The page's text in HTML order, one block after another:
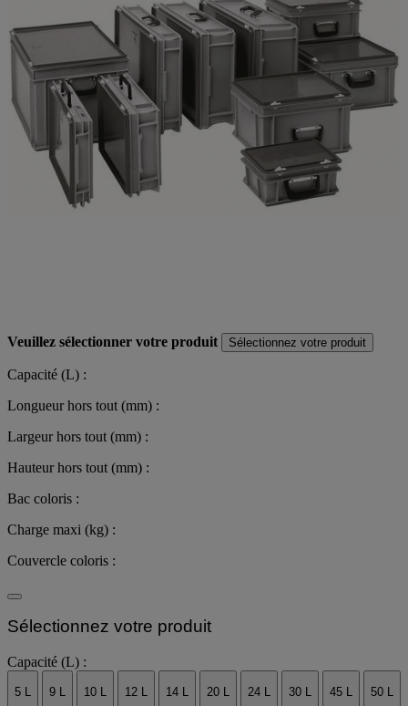
Veuillez sélectionner votre produit Sélectionnez votre produit
Capacité (L) :
Longueur hors tout (mm) :
Largeur hors tout (mm) :
Hauteur hors tout (mm) :
Bac coloris :
Charge maxi (kg) :
Couvercle coloris :
Sélectionnez votre produit
Capacité (L) :
5 L 9 L 10 L 12 L 14 L 20 L 24 L 30 L 45 L 50 L